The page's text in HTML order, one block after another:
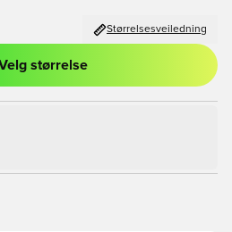
Størrelsesveiledning
inn eller registrere deg som
størrelse